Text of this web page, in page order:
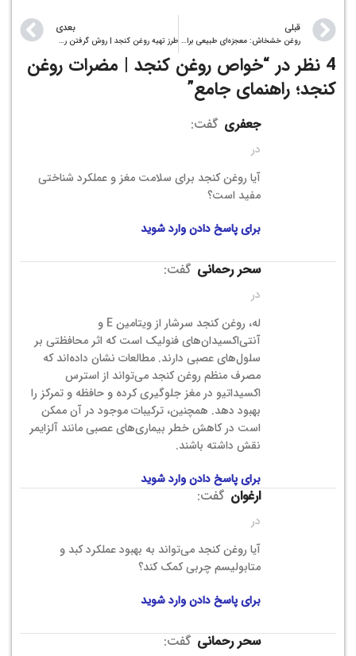
قبلی
روغن خشخاش: معجزه‌ای طبیعی برای دیسک کمر، لک صورت و ماساژ
بعدی
طرز تهیه روغن کنجد | روش گرفتن روغن کنجد سنتی و صنعتی
4 نظر در “
خواص روغن کنجد | مضرات روغن
کنجد؛ راهنمای جامع”
جعفری گفت:
در
آیا روغن کنجد برای سلامت مغز و عملکرد شناختی
مفید است؟
برای پاسخ دادن وارد شوید
سحر رحمانی گفت:
در
له، روغن کنجد سرشار از ویتامین E و
آنتی‌اکسیدان‌های فنولیک است که اثر محافظتی بر
سلول‌های عصبی دارند. مطالعات نشان داده‌اند که
مصرف منظم روغن کنجد می‌تواند از استرس
اکسیداتیو در مغز جلوگیری کرده و حافظه و تمرکز را
بهبود دهد. همچنین، ترکیبات موجود در آن ممکن
است در کاهش خطر بیماری‌های عصبی مانند آلزایمر
نقش داشته باشند.
برای پاسخ دادن وارد شوید
ارغوان گفت:
در
آیا روغن کنجد می‌تواند به بهبود عملکرد کبد و
متابولیسم چربی کمک کند؟
برای پاسخ دادن وارد شوید
سحر رحمانی گفت: